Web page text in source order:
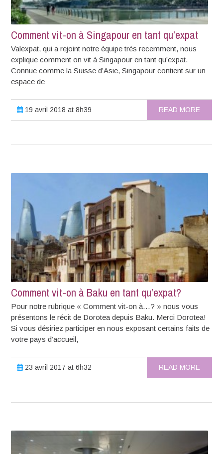
Comment vit-on à Singapour en tant qu’expat
Valexpat, qui a rejoint notre équipe très recemment, nous
explique comment on vit à Singapour en tant qu’expat.
Connue comme la Suisse d’Asie, Singapour contient sur un
espace de
19 avril 2018 at 8h39 READ MORE
Comment vit-on à Baku en tant qu’expat?
Pour notre rubrique « Comment vit-on à…? » nous vous
présentons le récit de Dorotea depuis Baku. Merci Dorotea!
Si vous désiriez participer en nous exposant certains faits de
votre pays d’accueil,
23 avril 2017 at 6h32 READ MORE